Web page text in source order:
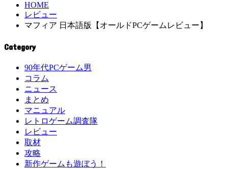
HOME
レビュー
マフィア 日本語版【オールドPCゲームレビュー】
Category
90年代PCゲーム男
コラム
ニュース
まとめ
マニュアル
レトロゲーム調査隊
レビュー
取材
攻略
新作ゲームも遊ぼう！